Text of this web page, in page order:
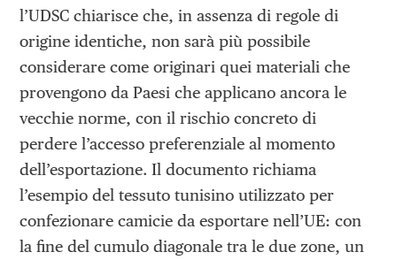
l’UDSC chiarisce che, in assenza di regole di
origine identiche, non sarà più possibile
considerare come originari quei materiali che
provengono da Paesi che applicano ancora le
vecchie norme, con il rischio concreto di
perdere l’accesso preferenziale al momento
dell’esportazione. Il documento richiama
l’esempio del tessuto tunisino utilizzato per
confezionare camicie da esportare nell’UE: con
la fine del cumulo diagonale tra le due zone, un